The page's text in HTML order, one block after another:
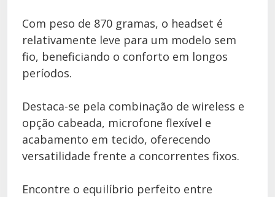
Com peso de 870 gramas, o headset é
relativamente leve para um modelo sem
fio, beneficiando o conforto em longos
períodos.
Destaca-se pela combinação de wireless e
opção cabeada, microfone flexível e
acabamento em tecido, oferecendo
versatilidade frente a concorrentes fixos.
Encontre o equilíbrio perfeito entre